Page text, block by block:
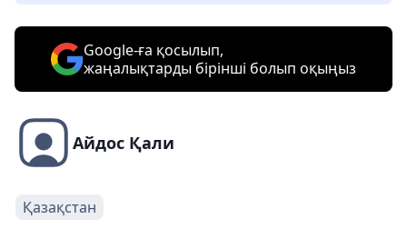
Google-ға қосылып,
жаңалықтарды бірінші болып оқыңыз
Айдос Қали
Қазақстан